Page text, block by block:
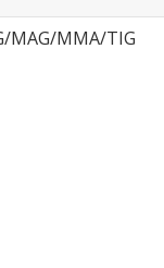
MAG/MMA/TIG